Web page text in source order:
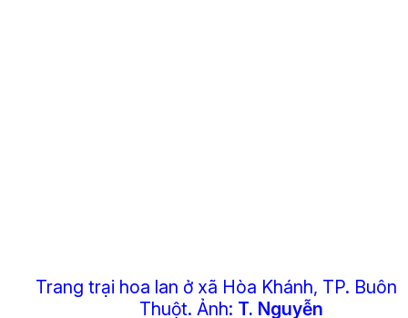
Trang trại hoa lan ở xã Hòa Khánh, TP. Buôn
Thuột. Ảnh: T. Nguyễn